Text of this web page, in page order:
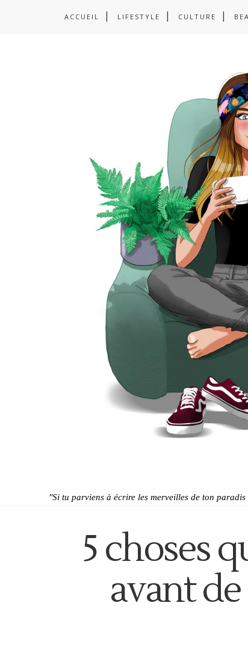
ACCUEIL LIFESTYLE CULTURE
"Si tu parviens à écrire les merveilles de ton
5 choses
avant